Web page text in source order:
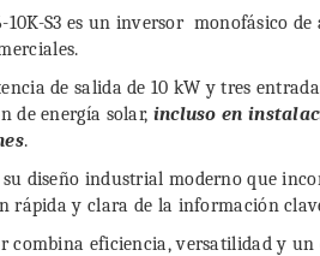
10K-S3 es un inversor monofásico
de salida de 10 kW y tres
de energía solar, incluso en
.
su diseño industrial moderno que
rápida y clara de la información
combina eficiencia, versatilidad y